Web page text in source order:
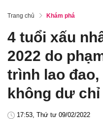
Trang chủ Khám phá
4 tuổi xấu
2022 do
trình lao đao,
không dư
17:53, Thứ tư 09/02/2022